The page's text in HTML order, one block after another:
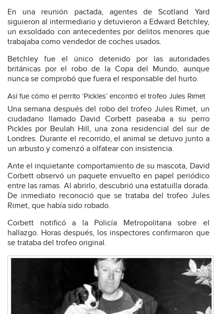
En una reunión pactada, agentes de Scotland Yard
siguieron al intermediario y detuvieron a Edward Betchley,
un exsoldado con antecedentes por delitos menores que
trabajaba como vendedor de coches usados.
Betchley fue el único detenido por las autoridades
británicas por el robo de la Copa del Mundo, aunque
nunca se comprobó que fuera el responsable del hurto.
Así fue cómo el perrito ‘Pickles’ encontró el trofeo Jules Rimet
Una semana después del robo del trofeo Jules Rimet, un
ciudadano llamado David Corbett paseaba a su perro
Pickles por Beulah Hill, una zona residencial del sur de
Londres. Durante el recorrido, el animal se detuvo junto a
un arbusto y comenzó a olfatear con insistencia.
Ante el inquietante comportamiento de su mascota, David
Corbett observó un paquete envuelto en papel periódico
entre las ramas. Al abrirlo, descubrió una estatuilla dorada.
De inmediato reconoció que se trataba del trofeo Jules
Rimet, que había sido robado.
Corbett notificó a la Policía Metropolitana sobre el
hallazgo. Horas después, los inspectores confirmaron que
se trataba del trofeo original.